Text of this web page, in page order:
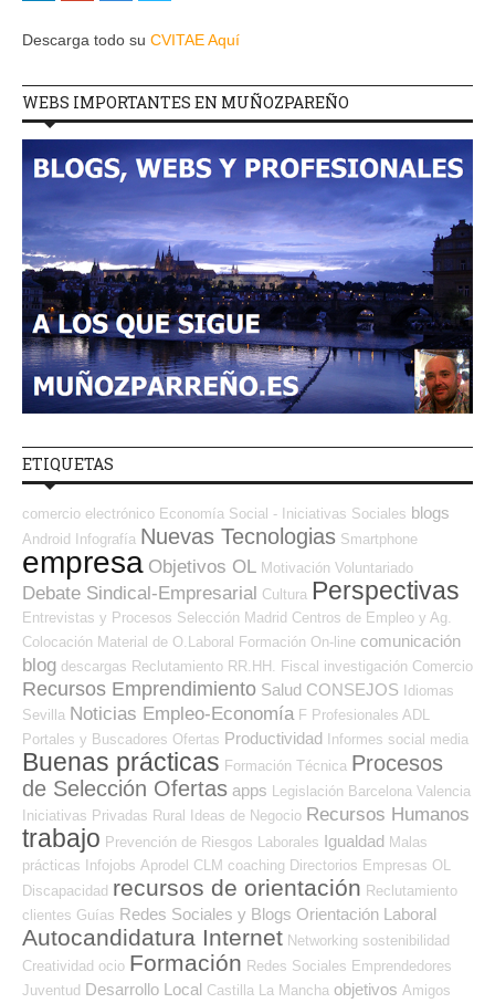
Descarga todo su CVITAE Aquí
WEBS IMPORTANTES EN MUÑOZPAREÑO
ETIQUETAS
comercio electrónico Economía Social - Iniciativas Sociales blogs
Android Infografía Nuevas Tecnologias Smartphone
empresa Objetivos OL Motivación Voluntariado
Debate Sindical-Empresarial Cultura Perspectivas
Entrevistas y Procesos Selección Madrid Centros de Empleo y Ag.
Colocación Material de O.Laboral Formación On-line comunicación
blog descargas Reclutamiento RR.HH. Fiscal investigación Comercio
Recursos Emprendimiento Salud CONSEJOS
Idiomas
Sevilla Noticias Empleo-Economía F Profesionales ADL
Portales y Buscadores Ofertas Productividad Informes social media
Buenas prácticas Formación Técnica Procesos
de Selección Ofertas apps Legislación Barcelona Valencia
Iniciativas Privadas Rural Ideas de Negocio Recursos Humanos
trabajo Prevención de Riesgos Laborales Igualdad Malas
prácticas
Infojobs Aprodel CLM coaching Directorios Empresas OL
Discapacidad recursos de orientación Reclutamiento
clientes Guías Redes Sociales y Blogs Orientación Laboral
Autocandidatura Internet Networking sostenibilidad
Creatividad ocio Formación Redes Sociales Emprendedores
Juventud Desarrollo Local Castilla La Mancha objetivos Amigos